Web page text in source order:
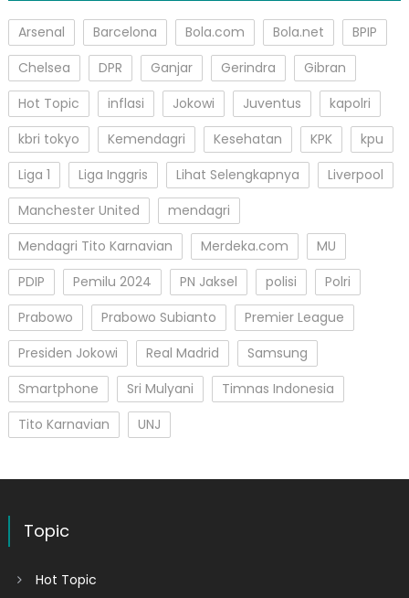
Arsenal Barcelona Bola.com Bola.net
BPIP
Chelsea
DPR Ganjar Gerindra
Gibran
Hot Topic
inflasi Jokowi Juventus
kapolri
kbri tokyo
Kemendagri Kesehatan KPK
kpu
Liga 1
Liga Inggris Lihat Selengkapnya
Liverpool
Manchester United
mendagri
Mendagri Tito Karnavian
Merdeka.com
MU
PDIP
Pemilu 2024 PN Jaksel polisi
Polri
Prabowo
Prabowo Subianto
Premier League
Presiden Jokowi
Real Madrid
Samsung
Smartphone
Sri Mulyani
Timnas Indonesia
Tito Karnavian
UNJ
Topic
Hot Topic